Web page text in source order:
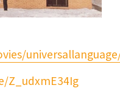
Z_udxmE34Ig